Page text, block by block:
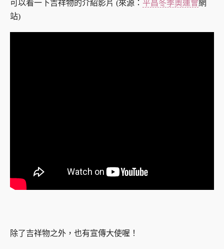
可以看一下吉祥物的介紹影片 (來源： 平昌冬季奧運會網
站)
除了吉祥物之外，也有宣傳大使喔！